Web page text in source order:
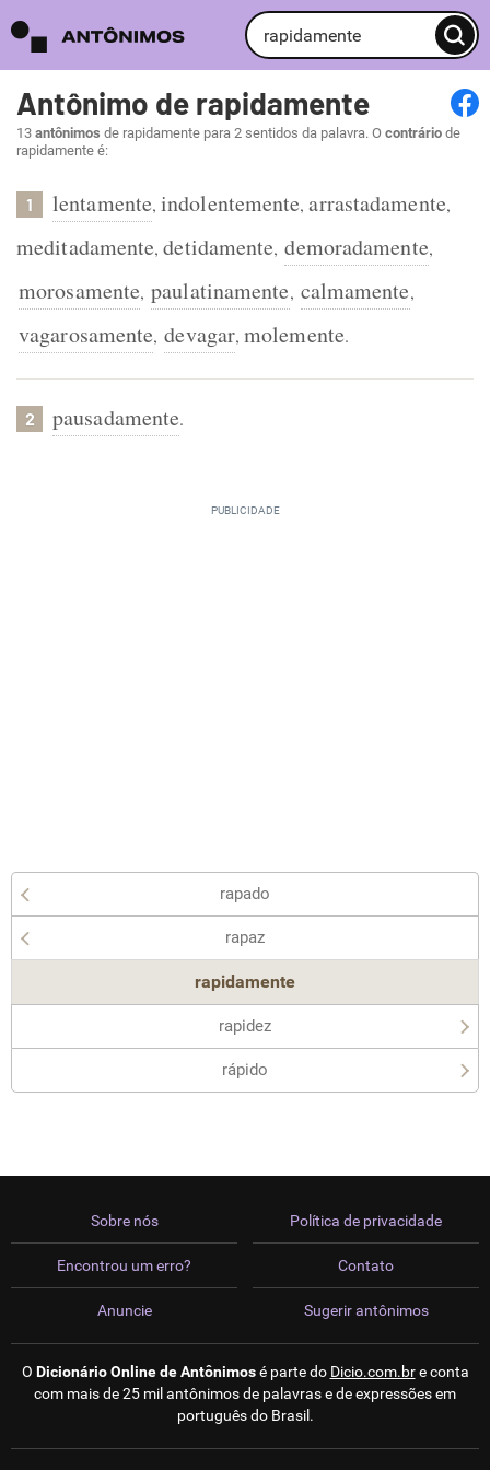
Antônimo de rapidamente
13 antônimos de rapidamente para 2 sentidos da palavra. O contrário de
rapidamente é:
1 lentamente, indolentemente,arrastadamente,
meditadamente,detidamente, demoradamente,
morosamente, paulatinamente, calmamente,
vagarosamente, devagar,molemente.
2 pausadamente.
rapado
rapaz
rapidamente
rapidez
rápido
Sobre nós
Encontrou um erro?
Anuncie
Política de privacidade
Contato
Sugerir antônimos
O Dicionário Online de Antônimosé parte do Dicio.com.bre conta
com mais de 25 mil antônimos de palavras e de expressões em
português do Brasil.